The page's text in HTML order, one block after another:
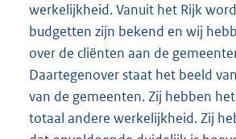
werkelijkheid. Vanuit het Rijk
budgetten zijn bekend en wij
over de cliënten aan de
Daartegenover staat het beeld
van de gemeenten. Zij hebben
totaal andere werkelijkheid. Zij